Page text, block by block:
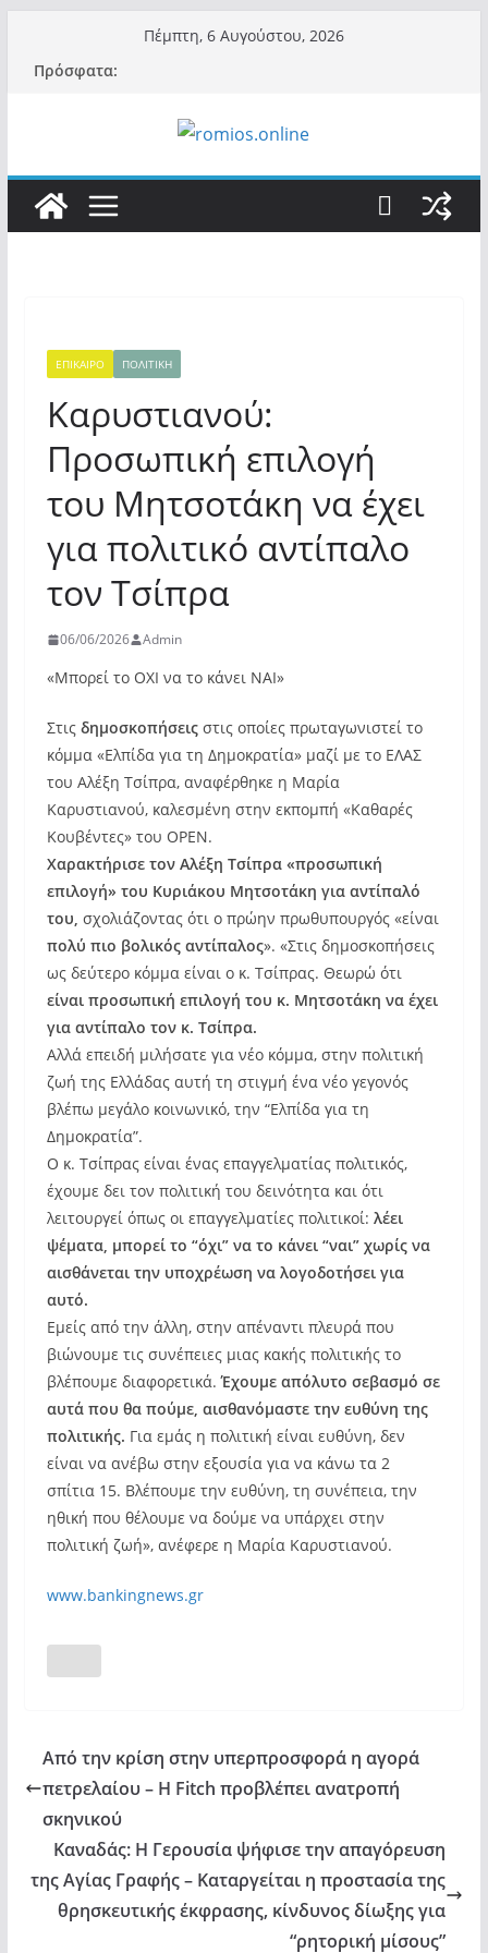
περιεχόμενο
Πέμπτη, 6 Αυγούστου, 2026
Πρόσφατα:
ΕΠΙΚΑΙΡΟ ΠΟΛΙΤΙΚΗ
Καρυστιανού:
Προσωπική επιλογή
του Μητσοτάκη να έχει
για πολιτικό αντίπαλο
τον Τσίπρα
06/06/2026 Admin
«Μπορεί το ΟΧΙ να το κάνει ΝΑΙ»
Στις δημοσκοπήσειςστις οποίες πρωταγωνιστεί το
κόμμα «Ελπίδα για τη Δημοκρατία» μαζί με το ΕΛΑΣ
του Αλέξη Τσίπρα, αναφέρθηκε η Μαρία
Καρυστιανού, καλεσμένη στην εκπομπή «Καθαρές
Κουβέντες» του OPEN.
Χαρακτήρισε τον Αλέξη Τσίπρα «προσωπική
επιλογή» του Κυριάκου Μητσοτάκη για αντίπαλό
του, σχολιάζοντας ότι ο πρώην πρωθυπουργός «είναι
πολύ πιο βολικός αντίπαλος». «Στις δημοσκοπήσεις
ως δεύτερο κόμμα είναι ο κ. Τσίπρας. Θεωρώ ότι
είναι προσωπική επιλογή του κ. Μητσοτάκη να έχει
για αντίπαλο τον κ. Τσίπρα.
Αλλά επειδή μιλήσατε για νέο κόμμα, στην πολιτική
ζωή της Ελλάδας αυτή τη στιγμή ένα νέο γεγονός
βλέπω μεγάλο κοινωνικό, την “Ελπίδα για τη
Δημοκρατία”.
Ο κ. Τσίπρας είναι ένας επαγγελματίας πολιτικός,
έχουμε δει τον πολιτική του δεινότητα και ότι
λειτουργεί όπως οι επαγγελματίες πολιτικοί: λέει
ψέματα, μπορεί το “όχι” να το κάνει “ναι” χωρίς να
αισθάνεται την υποχρέωση να λογοδοτήσει για
αυτό.
Εμείς από την άλλη, στην απέναντι πλευρά που
βιώνουμε τις συνέπειες μιας κακής πολιτικής το
βλέπουμε διαφορετικά.Έχουμε απόλυτο σεβασμό σε
αυτά που θα πούμε, αισθανόμαστε την ευθύνη της
πολιτικής. Για εμάς η πολιτική είναι ευθύνη, δεν
είναι να ανέβω στην εξουσία για να κάνω τα 2
σπίτια 15. Βλέπουμε την ευθύνη, τη συνέπεια, την
ηθική που θέλουμε να δούμε να υπάρχει στην
πολιτική ζωή», ανέφερε η Μαρία Καρυστιανού.
www.bankingnews.gr
Από την κρίση στην υπερπροσφορά η αγορά
πετρελαίου – Η Fitch προβλέπει ανατροπή
σκηνικού
Καναδάς: Η Γερουσία ψήφισε την απαγόρευση
της Αγίας Γραφής – Καταργείται η προστασία της
θρησκευτικής έκφρασης, κίνδυνος δίωξης για
“ρητορική μίσους”